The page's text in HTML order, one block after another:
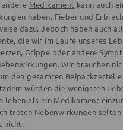
Medikament kann auch
haben. Fieber und
dazu. Jedoch haben auch
die wir im Laufe unseres
Grippe oder andere
Wir brauchen
den gesamten Beipackzettel
würden die wenigsten
leben als ein Medikament
treten Nebenwirkungen selten
nicht.